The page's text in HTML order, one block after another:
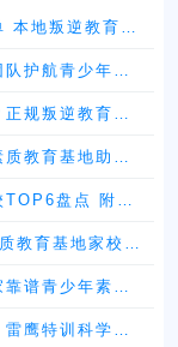
本地叛逆教育机
护航青少年健
规叛逆教育机
教育基地助力
盘点 附择
教育基地家校共
谱青少年素质
鹰特训科学纠